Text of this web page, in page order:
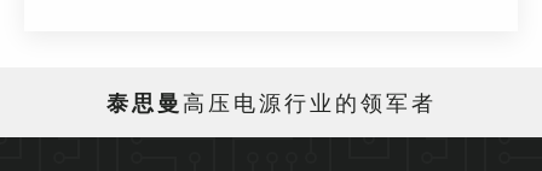
泰思曼 高压电源行业的领军者